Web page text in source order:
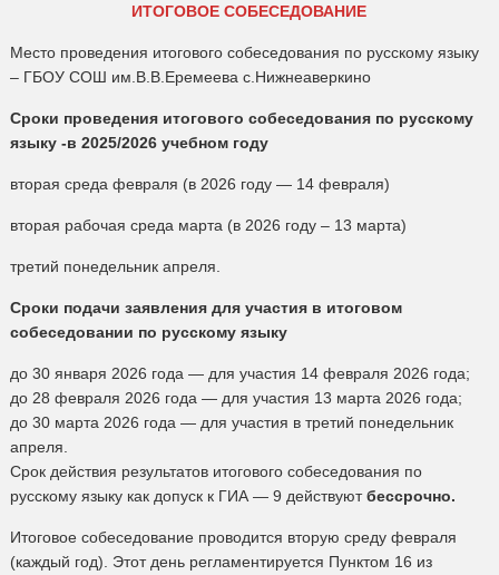
ИТОГОВОЕ СОБЕСЕДОВАНИЕ
Место проведения итогового собеседования по русскому языку
– ГБОУ СОШ им.В.В.Еремеева с.Нижнеаверкино
Сроки проведения итогового собеседования по русскому
языку -в 2025/2026 учебном году
вторая среда февраля (в 2026 году — 14 февраля)
вторая рабочая среда марта (в 2026 году – 13 марта)
третий понедельник апреля.
Сроки подачи заявления для участия в итоговом
собеседовании по русскому языку
до 30 января 2026 года — для участия 14 февраля 2026 года;
до 28 февраля 2026 года — для участия 13 марта 2026 года;
до 30 марта 2026 года — для участия в третий понедельник
апреля.
Срок действия результатов итогового собеседования по
русскому языку как допуск к ГИА — 9 действуютбессрочно.
Итоговое собеседование проводится вторую среду февраля
(каждый год). Этот день регламентируется Пунктом 16 из